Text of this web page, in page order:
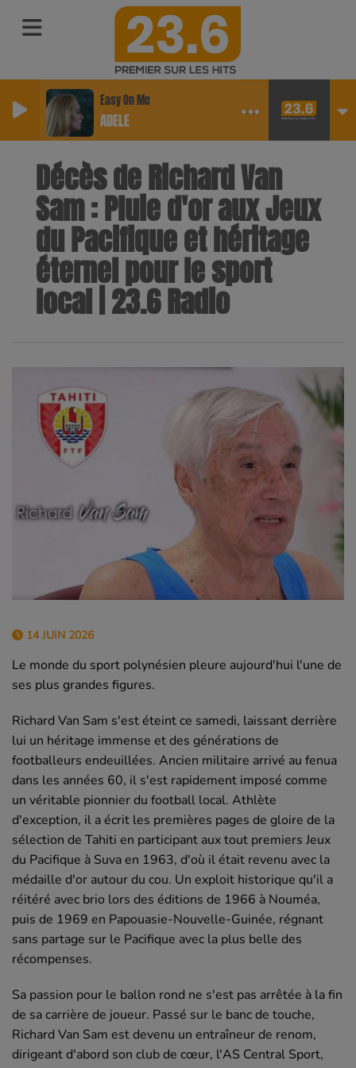
Easy On Me
ADELE
Décès de Richard Van
Sam : Pluie d'or aux Jeux
du Pacifique et héritage
éternel pour le sport
local | 23.6 Radio
14 JUIN 2026
Le monde du sport polynésien pleure aujourd'hui l'une de
ses plus grandes figures.
Richard Van Sam s'est éteint ce samedi, laissant derrière
lui un héritage immense et des générations de
footballeurs endeuillées. Ancien militaire arrivé au fenua
dans les années 60, il s'est rapidement imposé comme
un véritable pionnier du football local. Athlète
d'exception, il a écrit les premières pages de gloire de la
sélection de Tahiti en participant aux tout premiers Jeux
du Pacifique à Suva en 1963, d'où il était revenu avec la
médaille d'or autour du cou. Un exploit historique qu'il a
réitéré avec brio lors des éditions de 1966 à Nouméa,
puis de 1969 en Papouasie-Nouvelle-Guinée, régnant
sans partage sur le Pacifique avec la plus belle des
récompenses.
Sa passion pour le ballon rond ne s'est pas arrêtée à la fin
de sa carrière de joueur. Passé sur le banc de touche,
Richard Van Sam est devenu un entraîneur de renom,
dirigeant d'abord son club de cœur, l'AS Central Sport,